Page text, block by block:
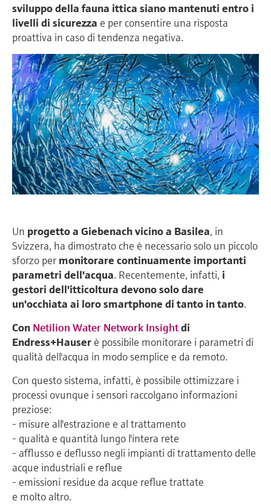
sviluppo della fauna ittica siano mantenuti entro i
livelli di sicurezza e per consentire una risposta
proattiva in caso di tendenza negativa.
Un progetto a Giebenach vicino a Basilea, in
Svizzera, ha dimostrato che è necessario solo un piccolo
sforzo per monitorare continuamente importanti
parametri dell'acqua. Recentemente, infatti, i
gestori dell'itticoltura devono solo dare
un'occhiata ai loro smartphone di tanto in tanto.
Con Netilion Water Network Insightdi
Endress+Hauser è possibile monitorare i parametri di
qualità dell'acqua in modo semplice e da remoto.
Con questo sistema, infatti, è possibile ottimizzare i
processi ovunque i sensori raccolgano informazioni
preziose:
- misure all'estrazione e al trattamento
- qualità e quantità lungo l'intera rete
- afflusso e deflusso negli impianti di trattamento delle
acque industriali e reflue
- emissioni residue da acque reflue trattate
e molto altro.